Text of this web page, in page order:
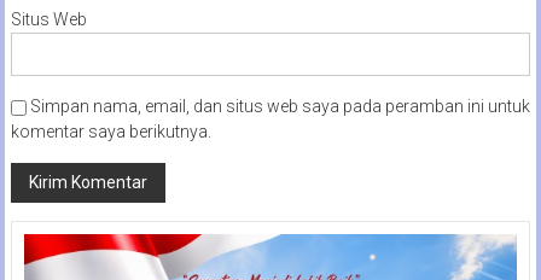
Situs Web
Simpan nama, email, dan situs web saya pada peramban ini untuk
komentar saya berikutnya.